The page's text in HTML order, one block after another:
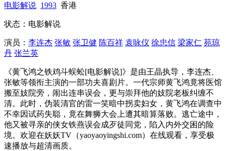
电影解说 1993 香港
状态：电影解说
演员： 李连杰 张敏 张卫健 陈百祥 袁咏仪 徐忠信 梁家仁 苑琼
丹 张兰英
《黄飞鸿之铁鸡斗蜈蚣[电影解说]》是由王晶执导，李连杰、
张敏等领衔主演的一部功夫喜剧片。一代宗师黄飞鸿竟将医馆
搬至妓院旁，闹出连串误会，更与崇拜他的妓院老板纠缠不
清。此时，伪装清官的雷一笑暗中拐卖妇女，黄飞鸿在调查中
不幸因试药失聪，竟在舞狮大会上遭其暗算落败。逃亡途中，
他又被寻亲的侠女铁燕误会成歹徒同党，陷入内外交困的险
境。欢迎在妖妖TV（yaoyaoyingshi.com）在线观看，享受极
速播放与超清画质。